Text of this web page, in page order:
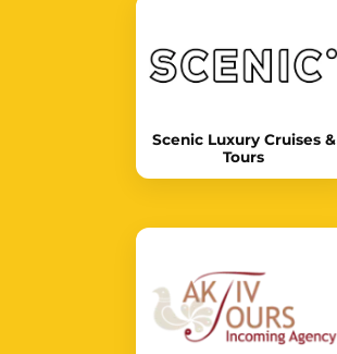
Scenic Luxury Cruises &
Tours